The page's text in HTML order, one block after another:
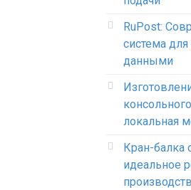
RuPost:
система
данными
локальная
Кран-балка
идеальное
производств